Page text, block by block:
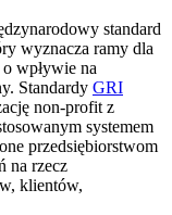
standard
wyznacza ramy dla
wpływie na
Standardy GRI
non-profit z
systemem
przedsiębiorstwom
na rzecz
klientów,